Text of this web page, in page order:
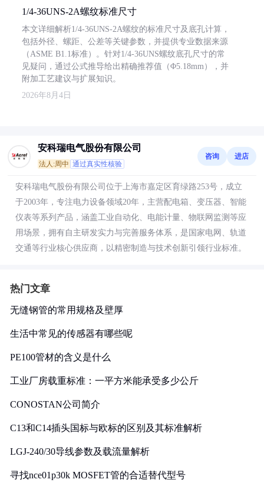
1/4-36UNS-2A螺纹标准尺寸
本文详细解析1/4-36UNS-2A螺纹的标准尺寸及底孔计算，
包括外径、螺距、公差等关键参数，并提供专业数据来源
（ASME B1.1标准）。针对1/4-36UNS螺纹底孔尺寸的常
见疑问，通过公式推导给出精确推荐值（Φ5.18mm），并
附加工艺建议与扩展知识。
2026年8月4日
安科瑞电气股份有限公司
法人:周中 通过真实性核验
咨询 进店
安科瑞电气股份有限公司位于上海市嘉定区育绿路253号，成立
于2003年，专注电力设备领域20年，主营配电箱、变压器、智能
仪表等系列产品，涵盖工业自动化、电能计量、物联网监测等应
用场景，拥有自主研发实力与完善服务体系，是国家电网、轨道
交通等行业核心供应商，以精密制造与技术创新引领行业标准。
热门文章
无缝钢管的常用规格及壁厚
生活中常见的传感器有哪些呢
PE100管材的含义是什么
工业厂房载重标准：一平方米能承受多少公斤
CONOSTAN公司简介
C13和C14插头国标与欧标的区别及其标准解析
LGJ-240/30导线参数及载流量解析
寻找nce01p30k MOSFET管的合适替代型号